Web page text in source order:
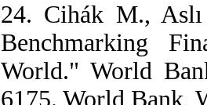
24. Cihák M.,
Benchmarking
World." World
6175. World Bank,